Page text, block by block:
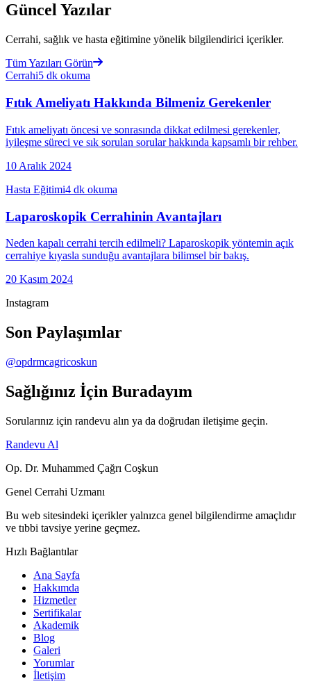
Güncel Yazılar
Cerrahi, sağlık ve hasta eğitimine yönelik bilgilendirici içerikler.
Tüm Yazıları Görün
Cerrahi5 dk okuma
Fıtık Ameliyatı Hakkında Bilmeniz Gerekenler
Fıtık ameliyatı öncesi ve sonrasında dikkat edilmesi gerekenler,
iyileşme süreci ve sık sorulan sorular hakkında kapsamlı bir rehber.
10 Aralık 2024
Hasta Eğitimi4 dk okuma
Laparoskopik Cerrahinin Avantajları
Neden kapalı cerrahi tercih edilmeli? Laparoskopik yöntemin açık
cerrahiye kıyasla sunduğu avantajlara bilimsel bir bakış.
20 Kasım 2024
Instagram
Son Paylaşımlar
@opdrmcagricoskun
Sağlığınız İçin Buradayım
Sorularınız için randevu alın ya da doğrudan iletişime geçin.
Randevu Al
Op. Dr. Muhammed Çağrı Coşkun
Genel Cerrahi Uzmanı
Bu web sitesindeki içerikler yalnızca genel bilgilendirme amaçlıdır
ve tıbbi tavsiye yerine geçmez.
Hızlı Bağlantılar
Ana Sayfa
Hakkımda
Hizmetler
Sertifikalar
Akademik
Blog
Galeri
Yorumlar
İletişim